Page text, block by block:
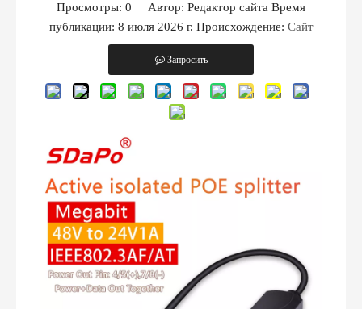
Просмотры: 0 Автор: Редактор сайта Время
публикации: 8 июля 2026 г. Происхождение: Сайт
Запросить